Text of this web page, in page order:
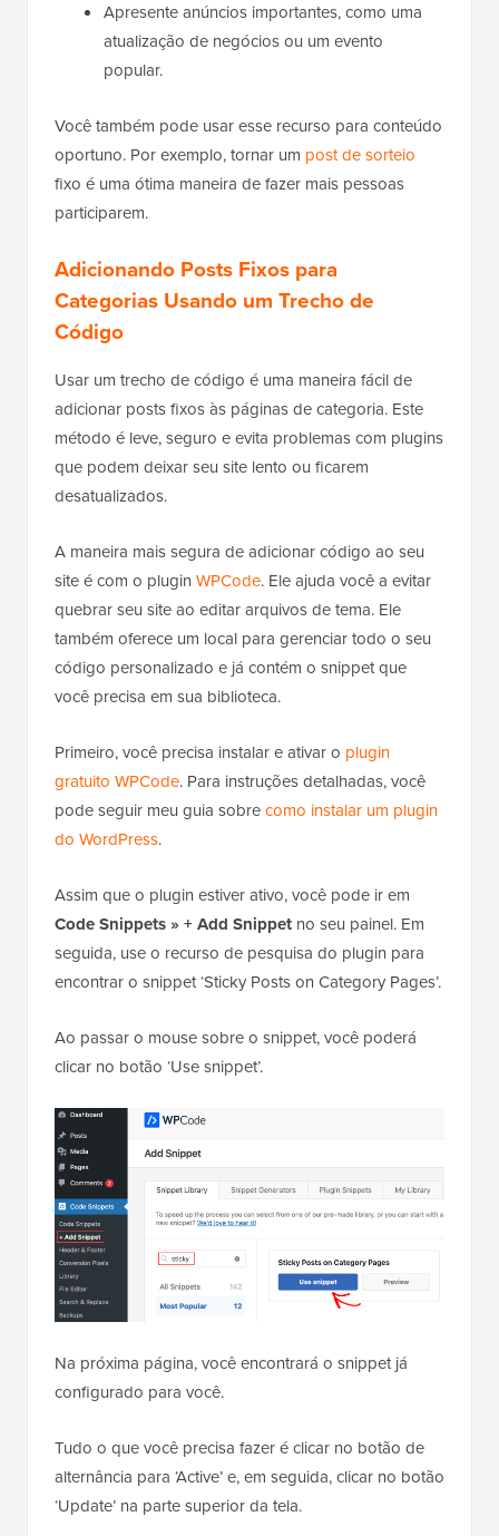
Apresente anúncios importantes, como uma
atualização de negócios ou um evento
popular.
Você também pode usar esse recurso para conteúdo
oportuno. Por exemplo, tornar um post de sorteio
fixo é uma ótima maneira de fazer mais pessoas
participarem.
Adicionando Posts Fixos para
Categorias Usando um Trecho de
Código
Usar um trecho de código é uma maneira fácil de
adicionar posts fixos às páginas de categoria. Este
método é leve, seguro e evita problemas com plugins
que podem deixar seu site lento ou ficarem
desatualizados.
A maneira mais segura de adicionar código ao seu
site é com o plugin WPCode. Ele ajuda você a evitar
quebrar seu site ao editar arquivos de tema. Ele
também oferece um local para gerenciar todo o seu
código personalizado e já contém o snippet que
você precisa em sua biblioteca.
Primeiro, você precisa instalar e ativar o plugin
gratuito WPCode. Para instruções detalhadas, você
pode seguir meu guia sobrecomo instalar um plugin
do WordPress.
Assim que o plugin estiver ativo, você pode ir em
Code Snippets » + Add Snippet no seu painel. Em
seguida, use o recurso de pesquisa do plugin para
encontrar o snippet ‘Sticky Posts on Category Pages’.
Ao passar o mouse sobre o snippet, você poderá
clicar no botão ‘Use snippet’.
Na próxima página, você encontrará o snippet já
configurado para você.
Tudo o que você precisa fazer é clicar no botão de
alternância para ‘Active’ e, em seguida, clicar no botão
‘Update’ na parte superior da tela.